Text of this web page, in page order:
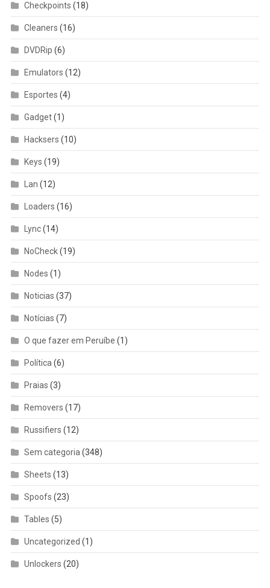
Checkpoints (18)
Cleaners (16)
DVDRip (6)
Emulators (12)
Esportes (4)
Gadget(1)
Hacksers (10)
Keys (19)
Lan (12)
Loaders (16)
Lync(14)
NoCheck(19)
Nodes (1)
Noticias (37)
Notícias (7)
O que fazer em Peruíbe (1)
Política(6)
Praias (3)
Removers (17)
Russifiers (12)
Sem categoria(348)
Sheets (13)
Spoofs (23)
Tables (5)
Uncategorized (1)
Unlockers (20)